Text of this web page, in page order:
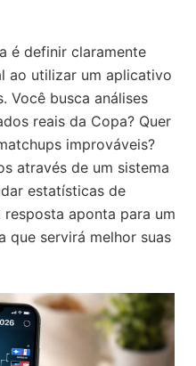
é definir claramente
ao utilizar um aplicativo
Você busca análises
reais da Copa? Quer
improváveis?
através de um sistema
estatísticas de
aponta para um
servirá melhor suas